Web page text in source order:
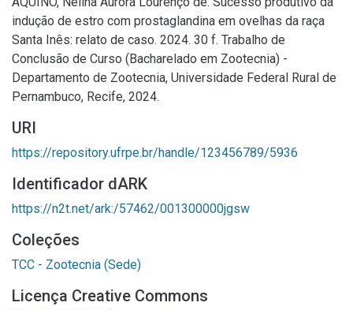
indução de estro com prostaglandina em ovelhas da raça
Santa Inês: relato de caso. 2024. 30 f. Trabalho de
Conclusão de Curso (Bacharelado em Zootecnia) -
Departamento de Zootecnia, Universidade Federal Rural de
Pernambuco, Recife, 2024.
URI
https://repository.ufrpe.br/handle/123456789/5936
Identificador dARK
https://n2t.net/ark:/57462/001300000jgsw
Coleções
TCC - Zootecnia (Sede)
Licença Creative Commons